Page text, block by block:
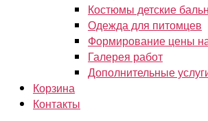
Костюмы детские
Одежда для питомцев
Формирование цены
Галерея работ
Дополнительные
Корзина
Контакты